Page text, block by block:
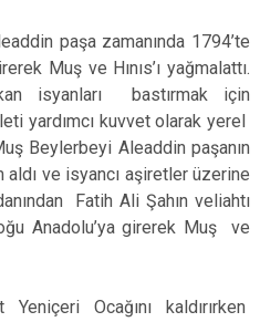
paşa zamanında 1794’te
Muş ve Hınıs’ı yağmalattı.
isyanları bastırmak için
yardımcı kuvvet olarak yerel
Beylerbeyi Aleaddin paşanın
ve isyancı aşiretler üzerine
Fatih Ali Şahın veliahtı
Anadolu’ya girerek Muş ve
Ocağını kaldırırken